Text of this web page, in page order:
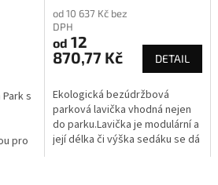
s
pro
od 10 637 Kč bez
DPH
od 12
870,77 Kč
DETAIL
Ekologická bezúdržbová
parková lavička vhodná nejen
do parku.Lavička je modulární a
její délka či výška sedáku se dá